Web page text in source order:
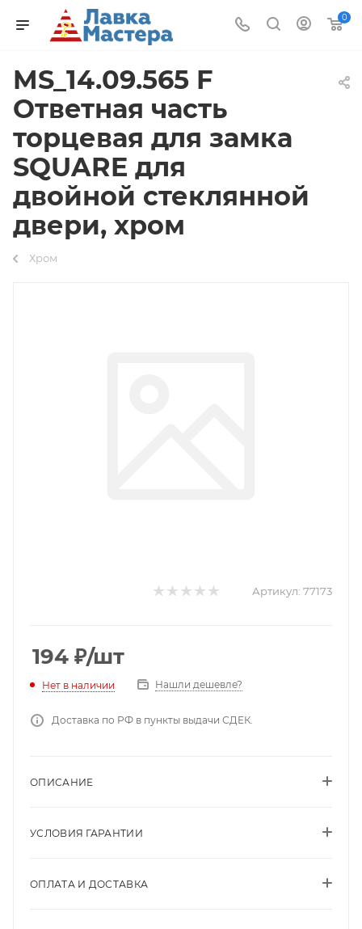
0
MS_14.09.565 F
Ответная часть
торцевая для замка
SQUARE для
двойной стеклянной
двери, хром
Хром
Артикул: 77173
194 ₽/шт
Нет в наличии Нашли дешевле?
Доставка по РФ в пункты выдачи СДЕК.
ОПИСАНИЕ
УСЛОВИЯ ГАРАНТИИ
ОПЛАТА И ДОСТАВКА